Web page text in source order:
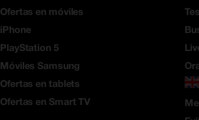
Ofertas en móviles
iPhone
PlayStation 5
Móviles Samsung
Ofertas en tablets
Ofertas en Smart TV